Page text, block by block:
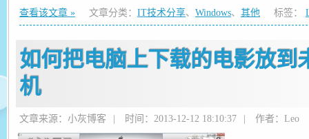
查看该文章 » 文章分类： IT技术分享、 Windows、 其他 标签：
如何把电脑上下载的电影放到
机
文章来源：小灰博客 时间：2013-12-12 18:10:37 作者：Leo